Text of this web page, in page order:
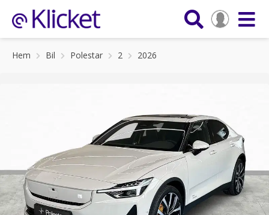
Hem Bil Polestar 2 2026